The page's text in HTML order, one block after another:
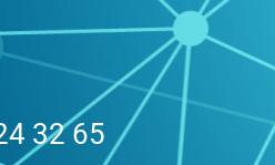
32 65